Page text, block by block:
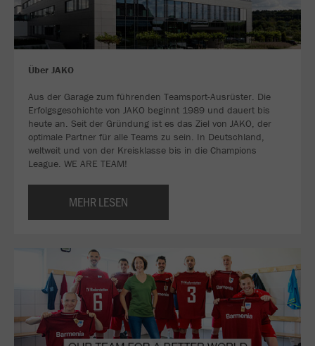
Über JAKO
Aus der Garage zum führenden Teamsport-Ausrüster. Die
Erfolgsgeschichte von JAKO beginnt 1989 und dauert bis
heute an. Seit der Gründung ist es das Ziel von JAKO, der
optimale Partner für alle Teams zu sein. In Deutschland,
weltweit und von der Kreisklasse bis in die Champions
League. WE ARE TEAM!
MEHR LESEN